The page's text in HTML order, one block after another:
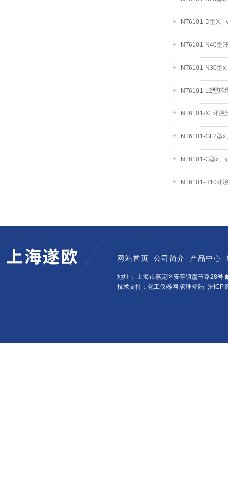
NT6101-D型X、
NT6101-N40型
NT6101-N30型х
NT6101-L2型环
NT6101-XL环境
NT6101-GL2型
NT6101-G型х、
NT6101-H10环
网站首页 公司简介 产品中心
地址： 上海市嘉定区安亭镇墨玉路28号
技术支持：化工仪器网 管理登陆 沪ICP